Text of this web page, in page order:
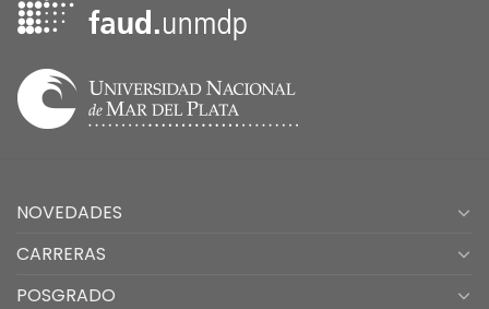
NOVEDADES
CARRERAS
POSGRADO